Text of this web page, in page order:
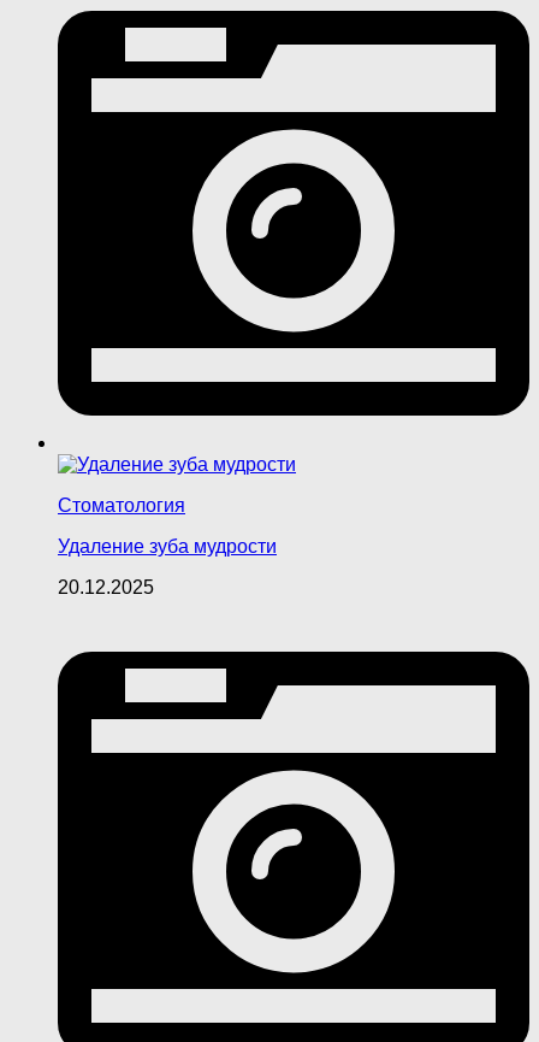
Стоматология
Удаление зуба мудрости
20.12.2025